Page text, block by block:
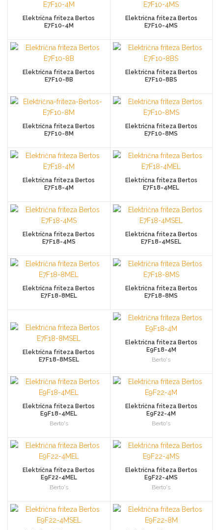
Električna friteza Bertos
E7F10-4M
Električna friteza Bertos
E7F10-4MS
Električna friteza Bertos
E7F10-8B
Električna friteza Bertos
E7F10-8BS
Električna friteza Bertos
E7F10-8M
Električna friteza Bertos
E7F10-8MS
Električna friteza Bertos
E7F18-4M
Električna friteza Bertos
E7F18-4MEL
Električna friteza Bertos
E7F18-4MS
Električna friteza Bertos
E7F18-4MSEL
Električna friteza Bertos
E7F18-8MEL
Električna friteza Bertos
E7F18-8MS
Električna friteza Bertos
E7F18-8MSEL
Električna friteza Bertos
E9F18-4M
Berto's
Električna friteza Bertos
E9F18-4MEL
Berto's
Električna friteza Bertos
E9F22-4M
Berto's
Električna friteza Bertos
E9F22-4MEL
Berto's
Električna friteza Bertos
E9F22-4MS
Berto's